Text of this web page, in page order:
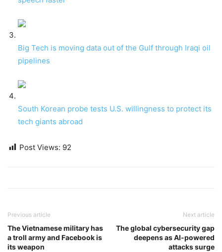
Big Tech is moving data out of the Gulf through Iraqi oil
pipelines
South Korean probe tests U.S. willingness to protect its
tech giants abroad
Post Views: 92
Previous article
The Vietnamese military has
a troll army and Facebook is
its weapon
Next article
The global cybersecurity gap
deepens as AI-powered
attacks surge